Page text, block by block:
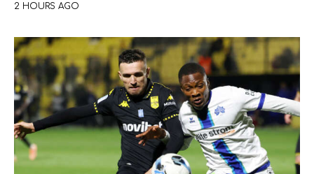
2 HOURS AGO